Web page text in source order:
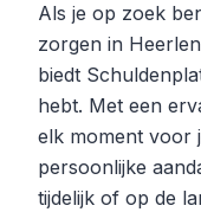
Als je op zoek
zorgen in
biedt
hebt. Met een
elk moment voor
persoonlijke
tijdelijk of op de